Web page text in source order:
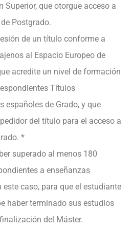
Superior, que otorgue acceso a
Postgrado.
de un título conforme a
al Espacio Europeo de
acredite un nivel de formación
Títulos
españoles de Grado, y que
del título para el acceso a
*
superado al menos 180
a enseñanzas
este caso, para que el estudiante
haber terminado sus estudios
del Máster.